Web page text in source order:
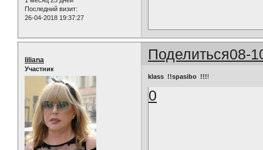
Последний визит:
26-04-2018 19:37:27
Поделиться08-
liliana
Участник
klass !!spasibo !!!!
0